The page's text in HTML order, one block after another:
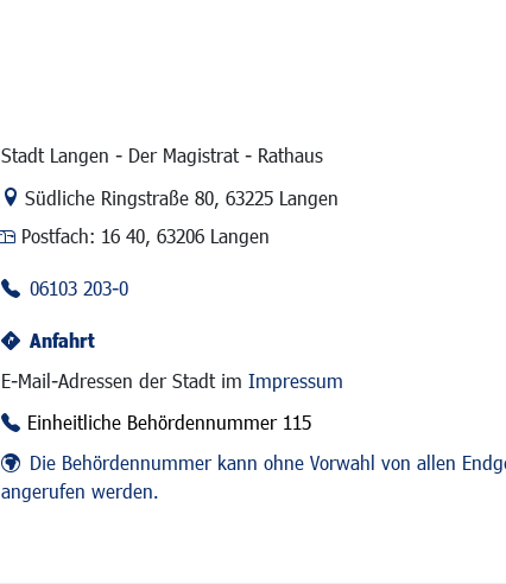
Stadt Langen - Der Magistrat - Rathaus
Link zur Google-Maps Navigation
Südliche Ringstraße 80, 63225 Langen
Postfach: 16 40, 63206 Langen
06103 203-0
Anfahrt
E-Mail-Adressen der Stadt im Impressum
Einheitliche Behördennummer 115
Die Behördennummer kann ohne Vorwahl von allen
angerufen werden.